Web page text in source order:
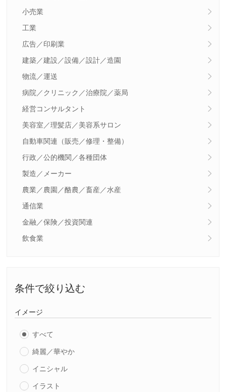
小売業
工業
広告／印刷業
建築／建設／設備／設計／造園
物流／運送
病院／クリニック／治療院／薬局
経営コンサルタント
美容室／理髪店／美容系サロン
自動車関連（販売／修理・整備）
行政／公的機関／各種団体
製造／メーカー
農業／農園／酪農／畜産／水産
通信業
金融／保険／投資関連
飲食業
条件で絞り込む
イメージ
すべて
綺麗／華やか
イニシャル
イラスト